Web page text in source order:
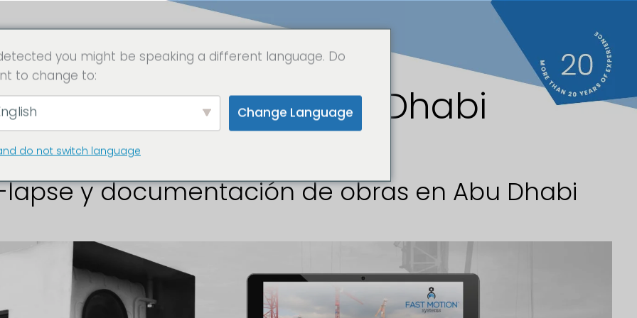
para obras Abu Dhabi
y documentación de obras en Abu Dhabi
you might be speaking a different language. Do
to change to:
Change Language
do not switch language